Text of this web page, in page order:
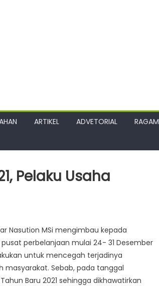
ARTIKEL ADVETORIAL RAGAM
Pelaku Usaha
Nasution MSi mengimbau kepada
perbelanjaan mulai 24- 31 Desember
untuk mencegah terjadinya
Sebab, pada tanggal
Baru 2021 sehingga dikhawatirkan